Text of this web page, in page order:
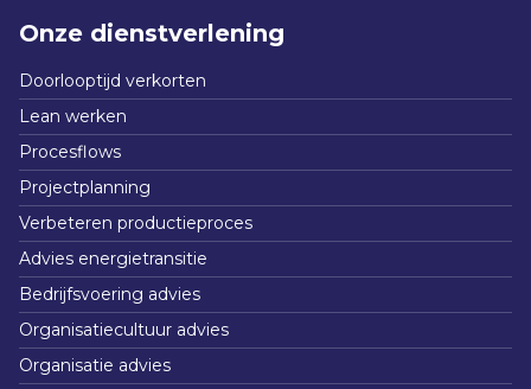
Onze dienstverlening
Doorlooptijd verkorten
Lean werken
Procesflows
Projectplanning
Verbeteren productieproces
Advies energietransitie
Bedrijfsvoering advies
Organisatiecultuur advies
Organisatie advies